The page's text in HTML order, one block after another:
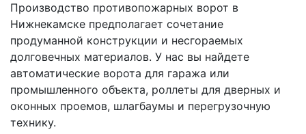
Производство противопожарных ворот в
Нижнекамске предполагает сочетание
продуманной конструкции и несгораемых
долговечных материалов. У нас вы найдете
автоматические ворота для гаража или
промышленного объекта, роллеты для дверных и
оконных проемов, шлагбаумы и перегрузочную
технику.